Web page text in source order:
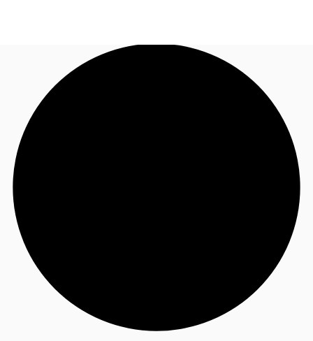
オフィス・事務所
倉庫・物流センター
お電話